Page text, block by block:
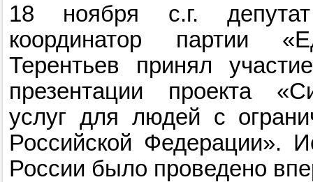
18 ноября с.г.
координатор партии
Терентьев принял
презентации проекта
услуг для людей с
Российской Федерации».
России было проведено